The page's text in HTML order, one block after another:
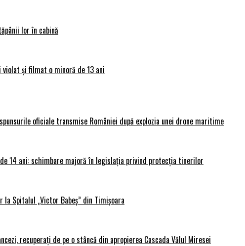
lor în cabină
și filmat o minoră de 13 ani
oficiale transmise României după explozia unei drone maritime
14 ani: schimbare majoră în legislația privind protecția tinerilor
Spitalul „Victor Babeș” din Timișoara
recuperați de pe o stâncă din apropierea Cascada Vălul Miresei